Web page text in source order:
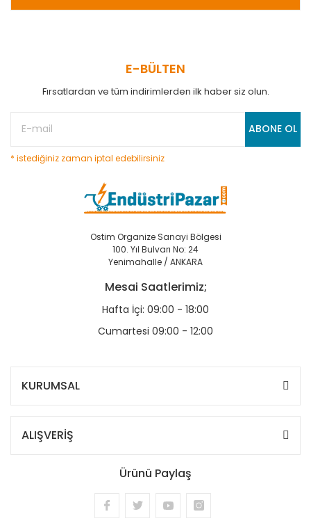
E-BÜLTEN
Fırsatlardan ve tüm indirimlerden ilk haber siz olun.
ABONE OL
* istediğiniz zaman iptal edebilirsiniz
Ostim Organize Sanayi Bölgesi
100. Yıl Bulvarı No: 24
Yenimahalle / ANKARA
Mesai Saatlerimiz;
Hafta İçi: 09:00 - 18:00
Cumartesi 09:00 - 12:00
KURUMSAL
ALIŞVERİŞ
Ürünü Paylaş